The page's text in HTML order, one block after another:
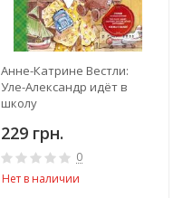
Анне-Катрине Вестли:
Уле-Александр идёт в
школу
229 грн.
0
Нет в наличии